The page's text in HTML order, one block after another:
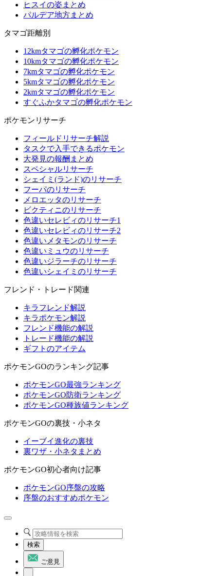
ヒスイの姿まとめ
パルデア地方まとめ
タマゴ距離別
12kmタマゴの孵化ポケモン
10kmタマゴの孵化ポケモン
7kmタマゴの孵化ポケモン
5kmタマゴの孵化ポケモン
2kmタマゴの孵化ポケモン
すぐふかタマゴの孵化ポケモン
ポケモンリサーチ
フィールドリサーチ解説
タスクで入手できるポケモン
大発見の報酬まとめ
スペシャルリサーチ
シェイミ(ランド)のリサーチ
フーパのリサーチ
メロエッタのリサーチ
ビクティニのリサーチ
色違いセレビィのリサーチ1
色違いセレビィのリサーチ2
色違いメタモンのリサーチ
色違いミュウのリサーチ
色違いジラーチのリサーチ
色違いシェイミのリサーチ
フレンド・トレード関連
キラフレンド解説
キラポケモン解説
フレンド機能の解説
トレード機能の解説
ギフトのアイテム
ポケモンGOのランキング記事
ポケモンGO最強ランキング
ポケモンGO防衛ランキング
ポケモンGO種族値ランキング
ポケモンGOの裏技・小ネタ
イーブイ進化の裏技
裏ワザ・小ネタまとめ
ポケモンGO初心者向け記事
ポケモンGO序盤の攻略
序盤のおすすめポケモン
検索
ご意見